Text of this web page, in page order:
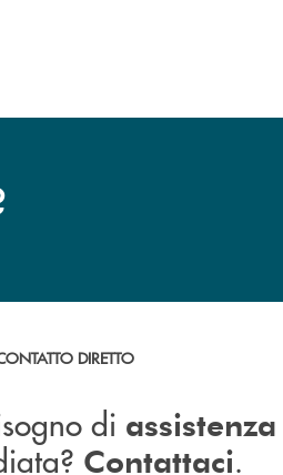
DIRETTO
di assistenza
Contattaci.